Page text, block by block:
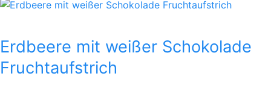
Erdbeere mit weißer Schokolade
Fruchtaufstrich